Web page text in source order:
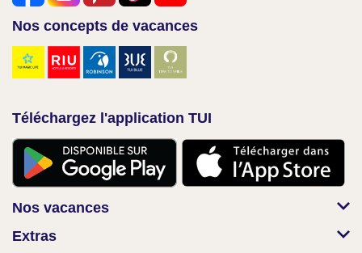
Nos concepts de vacances
Téléchargez l'application TUI
Nos vacances
Extras